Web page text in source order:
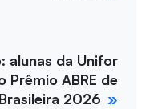
alunas da Unifor
Prêmio ABRE de
2026